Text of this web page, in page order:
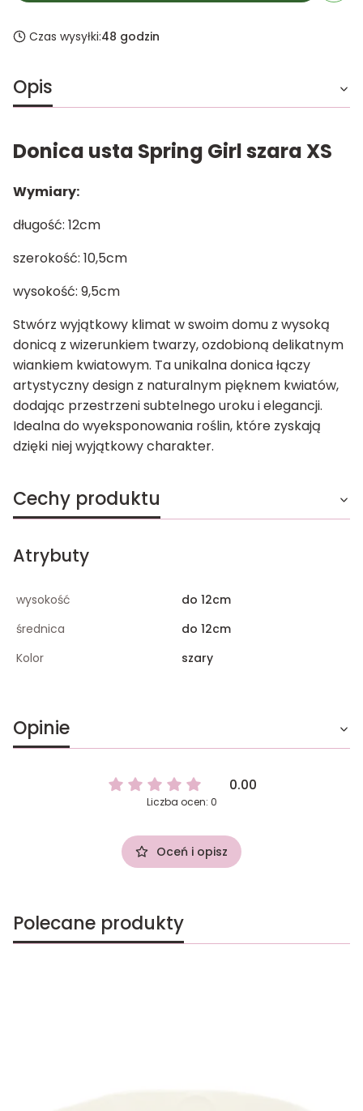
Czas wysyłki:48 godzin
Opis
Donica usta Spring Girl szara XS
Wymiary:
długość: 12cm
szerokość: 10,5cm
wysokość: 9,5cm
Stwórz wyjątkowy klimat w swoim domu z wysoką
donicą z wizerunkiem twarzy, ozdobioną delikatnym
wiankiem kwiatowym. Ta unikalna donica łączy
artystyczny design z naturalnym pięknem kwiatów,
dodając przestrzeni subtelnego uroku i elegancji.
Idealna do wyeksponowania roślin, które zyskają
dzięki niej wyjątkowy charakter.
Cechy produktu
Atrybuty
wysokość
do 12cm
średnica
do 12cm
Kolor
szary
Opinie
0.00
Liczba ocen: 0
Oceń i opisz
Polecane produkty